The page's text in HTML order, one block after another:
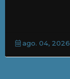
ago. 04, 2026